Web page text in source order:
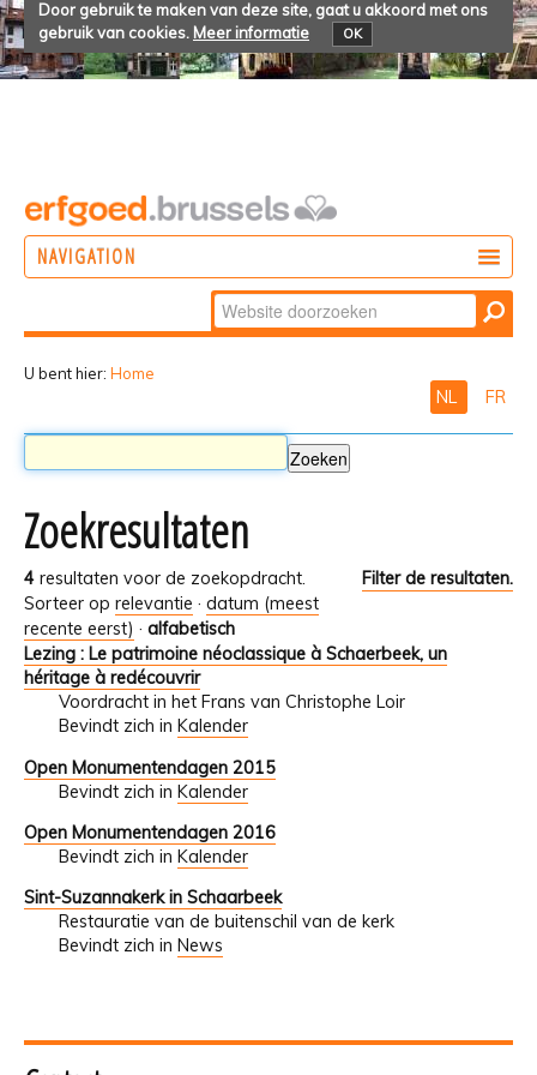
Door gebruik te maken van deze site, gaat u akkoord met ons
gebruik van cookies. Meer informatie OK
NAVIGATION
Zoek
Geavanceerd
U bent hier: Home
NL FR
Zoekresultaten
4 resultaten voor de zoekopdracht.
Filter de resultaten.
Sorteer op relevantie · datum (meest
recente eerst) · alfabetisch
Lezing : Le patrimoine néoclassique à Schaerbeek, un
héritage à redécouvrir
Voordracht in het Frans van Christophe Loir
Bevindt zich in Kalender
Open Monumentendagen 2015
Bevindt zich in Kalender
Open Monumentendagen 2016
Bevindt zich in Kalender
Sint-Suzannakerk in Schaarbeek
Restauratie van de buitenschil van de kerk
Bevindt zich in News